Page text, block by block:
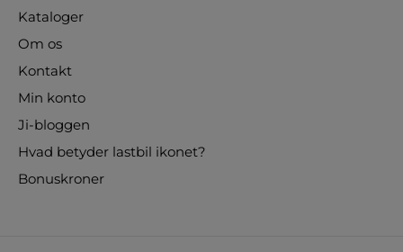
Kataloger
Om os
Kontakt
Min konto
Ji-bloggen
Hvad betyder lastbil ikonet?
Bonuskroner